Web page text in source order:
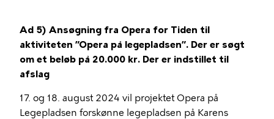
Ad 5) Ansøgning fra Opera for Tiden til
aktiviteten ”Opera på legepladsen”. Der er søgt
om et beløb på 20.000 kr. Der er indstillet til
afslag
17. og 18. august 2024 vil projektet Opera på
Legepladsen forskønne legepladsen på Karens